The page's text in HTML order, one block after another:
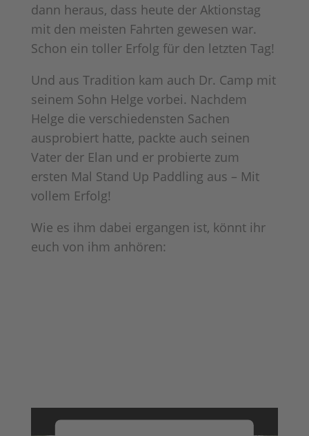
dann heraus, dass heute der Aktionstag
mit den meisten Fahrten gewesen war.
Schon ein toller Erfolg für den letzten Tag!
Und aus Tradition kam auch Dr. Camp mit
seinem Sohn Helge vorbei. Nachdem
Helge die verschiedensten Sachen
ausprobiert hatte, packte auch seinen
Vater der Elan und er probierte zum
ersten Mal Stand Up Paddling aus – Mit
vollem Erfolg!
Wie es ihm dabei ergangen ist, könnt ihr
euch von ihm anhören: